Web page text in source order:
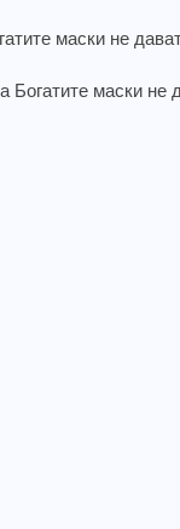
маски не
Богатите маски не